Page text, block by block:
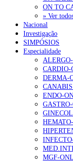
MAIS
203
1.º
202
Alguns
160
ON TO
» Ver
Nacional
Investigação
SIMPÓSIOS
Especialidade
CARDIO-
DERMA-
ENDO-
MGF-